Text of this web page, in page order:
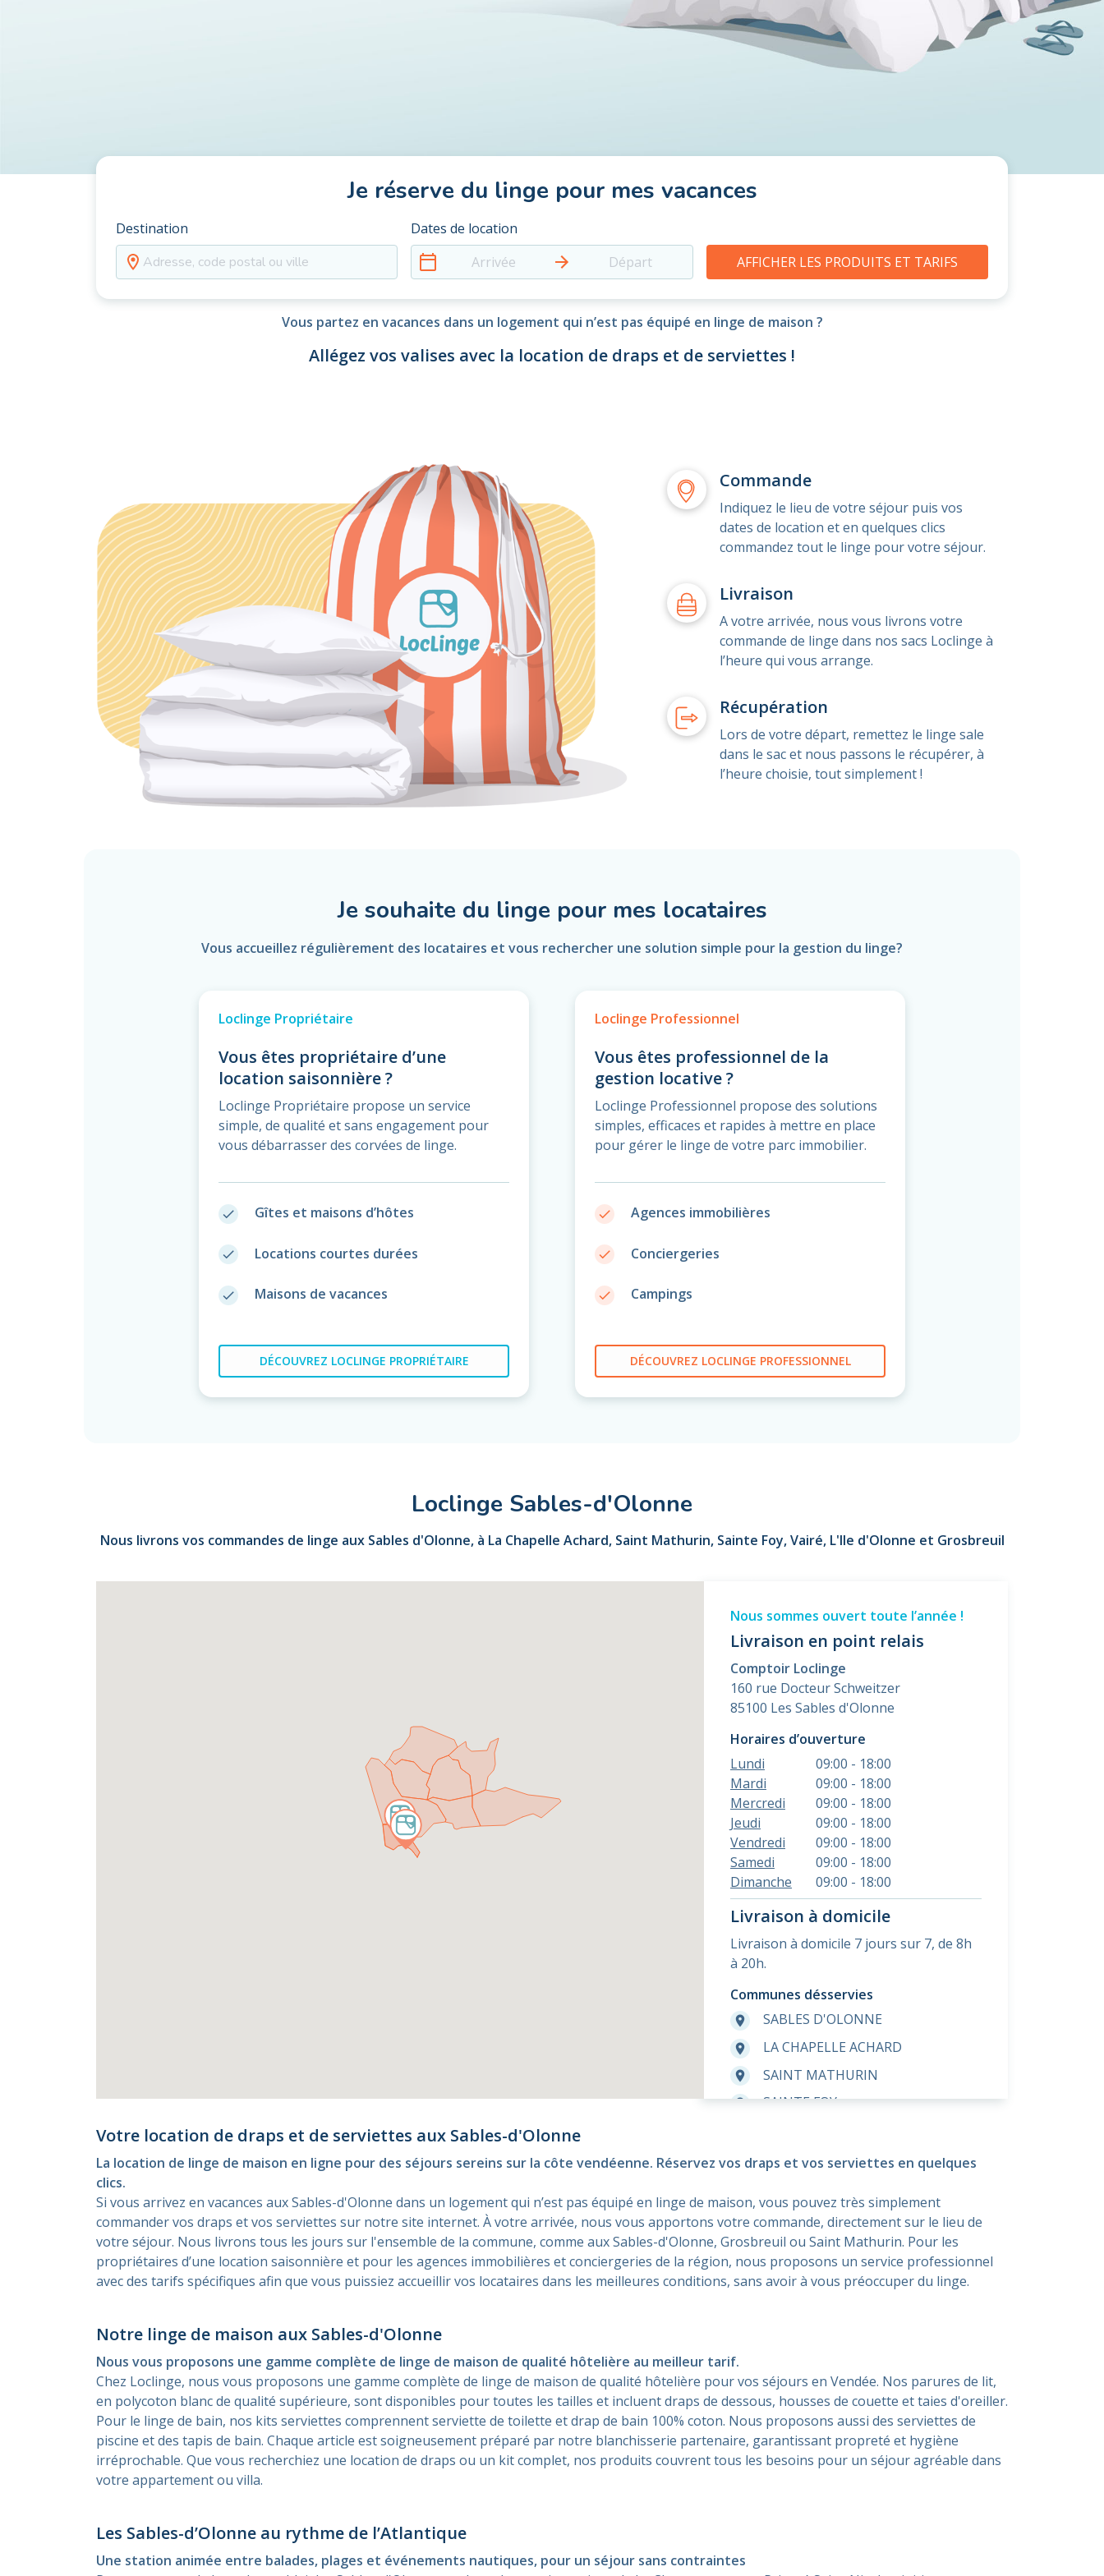
Je réserve du linge pour mes vacances
Destination
Dates de location
Arrivée
Départ AFFICHER LES PRODUITS ET TARIFS
Vous partez en vacances dans un logement qui n’est pas équipé en linge de maison ?
Allégez vos valises avec la location de draps et de serviettes !
Commande
Indiquez le lieu de votre séjour puis vos
dates de location et en quelques clics
commandez tout le linge pour votre séjour.
Livraison
A votre arrivée, nous vous livrons votre
commande de linge dans nos sacs Loclinge à
l’heure qui vous arrange.
Récupération
Lors de votre départ, remettez le linge sale
dans le sac et nous passons le récupérer, à
l’heure choisie, tout simplement !
Je souhaite du linge pour mes locataires
Vous accueillez régulièrement des locataires et vous rechercher une solution simple pour la gestion du linge?
Loclinge Propriétaire
Vous êtes propriétaire d’une
location saisonnière ?
Loclinge Propriétaire propose un service
simple, de qualité et sans engagement pour
vous débarrasser des corvées de linge.
done Gîtes et maisons d’hôtes
done Locations courtes durées
done Maisons de vacances
DÉCOUVREZ LOCLINGE PROPRIÉTAIRE
Loclinge Professionnel
Vous êtes professionnel de la
gestion locative ?
Loclinge Professionnel propose des solutions
simples, efficaces et rapides à mettre en place
pour gérer le linge de votre parc immobilier.
done Agences immobilières
done Conciergeries
done Campings
DÉCOUVREZ LOCLINGE PROFESSIONNEL
Loclinge Sables-d'Olonne
Nous livrons vos commandes de linge aux Sables d'Olonne, à La Chapelle Achard, Saint Mathurin, Sainte Foy, Vairé, L'Ile d'Olonne et Grosbreuil
Nous sommes ouvert toute l’année !
Livraison en point relais
Comptoir Loclinge
160 rue Docteur Schweitzer
85100 Les Sables d'Olonne
Horaires d’ouverture
Lundi
09:00 - 18:00
Mardi
09:00 - 18:00
Mercredi
09:00 - 18:00
Jeudi
09:00 - 18:00
Vendredi
09:00 - 18:00
Samedi
09:00 - 18:00
Dimanche
09:00 - 18:00
Livraison à domicile
Livraison à domicile 7 jours sur 7, de 8h
à 20h.
Communes désservies
room SABLES D'OLONNE
room LA CHAPELLE ACHARD
room SAINT MATHURIN
room SAINTE FOY
room LES SABLES D'OLONNE
room OLONNE SUR MER
room GROSBREUIL
Votre location de draps et de serviettes aux Sables-d'Olonne
La location de linge de maison en ligne pour des séjours sereins sur la côte vendéenne. Réservez vos draps et vos serviettes en quelques
clics.
Si vous arrivez en vacances aux Sables-d'Olonne dans un logement qui n’est pas équipé en linge de maison, vous pouvez très simplement
commander vos draps et vos serviettes sur notre site internet. À votre arrivée, nous vous apportons votre commande, directement sur le lieu de
votre séjour. Nous livrons tous les jours sur l'ensemble de la commune, comme aux Sables-d'Olonne, Grosbreuil ou Saint Mathurin. Pour les
propriétaires d’une location saisonnière et pour les agences immobilières et conciergeries de la région, nous proposons un service professionnel
avec des tarifs spécifiques afin que vous puissiez accueillir vos locataires dans les meilleures conditions, sans avoir à vous préoccuper du linge.
Notre linge de maison aux Sables-d'Olonne
Nous vous proposons une gamme complète de linge de maison de qualité hôtelière au meilleur tarif.
Chez Loclinge, nous vous proposons une gamme complète de linge de maison de qualité hôtelière pour vos séjours en Vendée. Nos parures de lit,
en polycoton blanc de qualité supérieure, sont disponibles pour toutes les tailles et incluent draps de dessous, housses de couette et taies d'oreiller.
Pour le linge de bain, nos kits serviettes comprennent serviette de toilette et drap de bain 100% coton. Nous proposons aussi des serviettes de
piscine et des tapis de bain. Chaque article est soigneusement préparé par notre blanchisserie partenaire, garantissant propreté et hygiène
irréprochable. Que vous recherchiez une location de draps ou un kit complet, nos produits couvrent tous les besoins pour un séjour agréable dans
votre appartement ou villa.
Les Sables-d’Olonne au rythme de l’Atlantique
Une station animée entre balades, plages et événements nautiques, pour un séjour sans contraintes